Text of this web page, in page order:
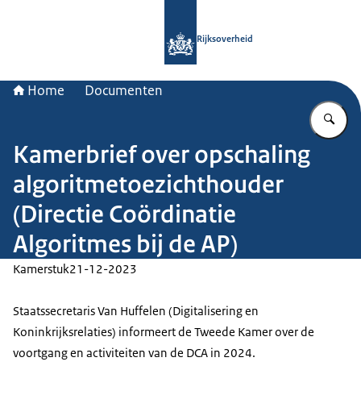
Rijksoverheid
Home Documenten
Kamerbrief over opschaling
algoritmetoezichthouder
(Directie Coördinatie
Algoritmes bij de AP)
Kamerstuk21-12-2023
Staatssecretaris Van Huffelen (Digitalisering en
Koninkrijksrelaties) informeert de Tweede Kamer over de
voortgang en activiteiten van de DCA in 2024.